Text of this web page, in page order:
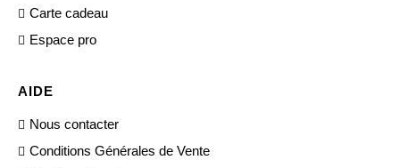
Carte cadeau
Espace pro
AIDE
Nous contacter
Conditions Générales de Vente